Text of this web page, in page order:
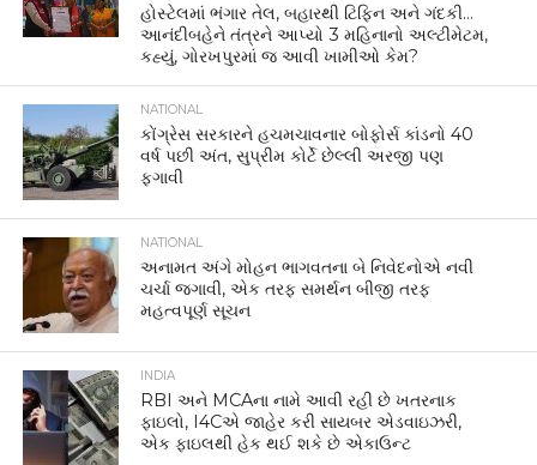
હોસ્ટેલમાં ભંગાર તેલ, બહારથી ટિફિન અને ગંદકી…
આનંદીબહેને તંત્રને આપ્યો 3 મહિનાનો અલ્ટીમેટમ,
કહ્યું, ગોરખપુરમાં જ આવી ખામીઓ કેમ?
NATIONAL
કોંગ્રેસ સરકારને હચમચાવનાર બોફોર્સ કાંડનો 40
વર્ષ પછી અંત, સુપ્રીમ કોર્ટે છેલ્લી અરજી પણ
ફગાવી
NATIONAL
અનામત અંગે મોહન ભાગવતના બે નિવેદનોએ નવી
ચર્ચા જગાવી, એક તરફ સમર્થન બીજી તરફ
મહત્વપૂર્ણ સૂચન
INDIA
RBI અને MCAના નામે આવી રહી છે ખતરનાક
ફાઇલો, I4Cએ જાહેર કરી સાયબર એડવાઇઝરી,
એક ફાઇલથી હેક થઈ શકે છે એકાઉન્ટ